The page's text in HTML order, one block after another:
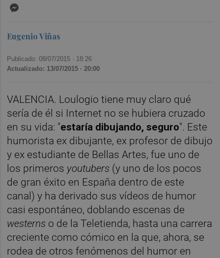
Eugenio Viñas
Publicado: 08/07/2015 · 18:26
Actualizado: 13/07/2015 · 20:00
VALENCIA. Loulogio tiene muy claro qué
sería de él si Internet no se hubiera cruzado
en su vida: "estaría dibujando, seguro". Este
humorista ex dibujante, ex profesor de dibujo
y ex estudiante de Bellas Artes, fue uno de
los primeros youtubers (y uno de los pocos
de gran éxito en España dentro de este
canal) y ha derivado sus vídeos de humor
casi espontáneo, doblando escenas de
westerns o de la Teletienda, hasta una carrera
creciente como cómico en la que, ahora, se
rodea de otros fenómenos del humor en